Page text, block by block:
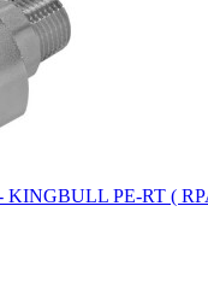
KINGBULL PE-RT (